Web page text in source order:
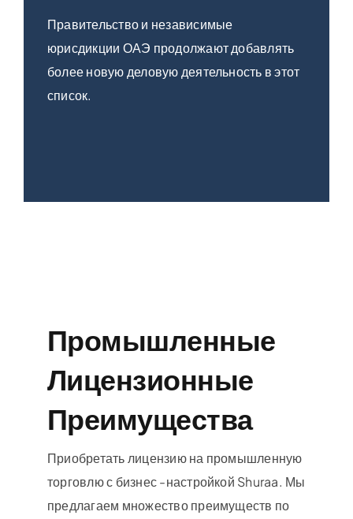
Правительство и независимые
юрисдикции ОАЭ продолжают добавлять
более новую деловую деятельность в этот
список.
Промышленные
Лицензионные
Преимущества
Приобретать лицензию на промышленную
торговлю с бизнес -настройкой Shuraa. Мы
предлагаем множество преимуществ по